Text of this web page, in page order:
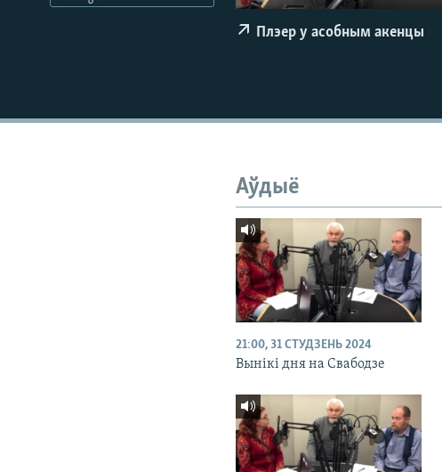
Плэер у асобным акенцы
Аўдыё
21:00, 31 СТУДЗЕНЬ 2024
Вынікі дня на Свабодзе